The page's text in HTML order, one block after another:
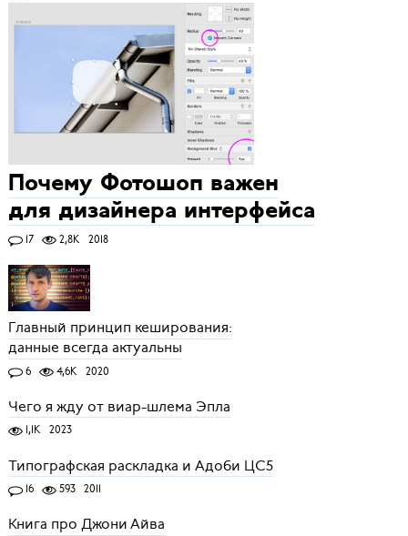
Почему Фотошоп важен
для дизайнера интерфейса
17 2,8K 2018
Главный принцип кеширования:
данные всегда актуальны
6 4,6K 2020
Чего я жду от виар-шлема Эпла
1,1K 2023
Типографская раскладка и Адоби ЦС5
16 593 2011
Книга про Джони Айва